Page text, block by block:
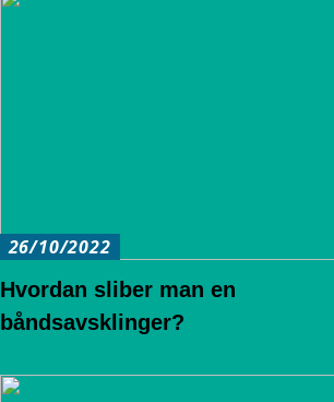
26/10/2022
Hvordan sliber man en
båndsavsklinger?